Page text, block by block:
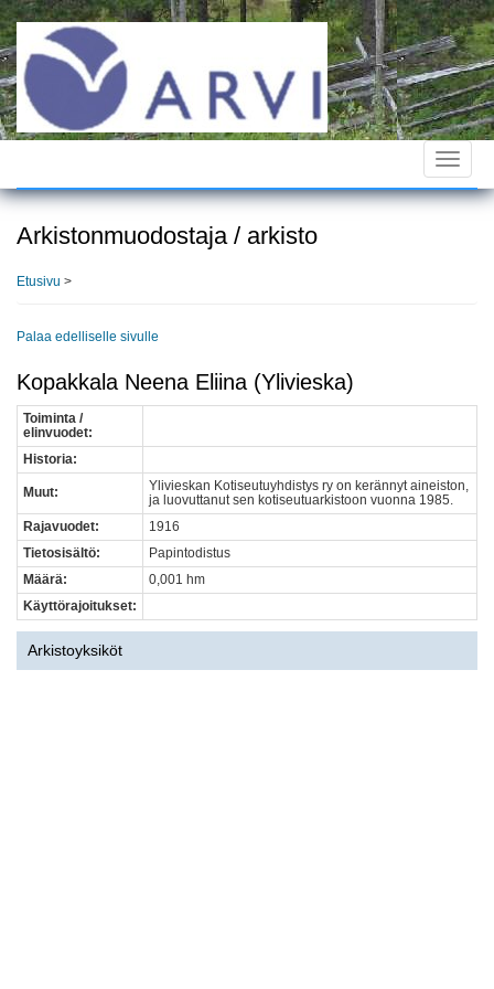
Hyppää
pääsisältöön
Toggle
Arkistonmuodostaja / arkisto
Etusivu >
Palaa edelliselle sivulle
Kopakkala Neena Eliina (Ylivieska)
Toiminta /
elinvuodet:
Historia:
Muut:
Ylivieskan Kotiseutuyhdistys ry on kerännyt aineiston,
ja luovuttanut sen kotiseutuarkistoon vuonna 1985.
Rajavuodet:
1916
Tietosisältö:
Papintodistus
Määrä:
0,001 hm
Käyttörajoitukset:
Arkistoyksiköt